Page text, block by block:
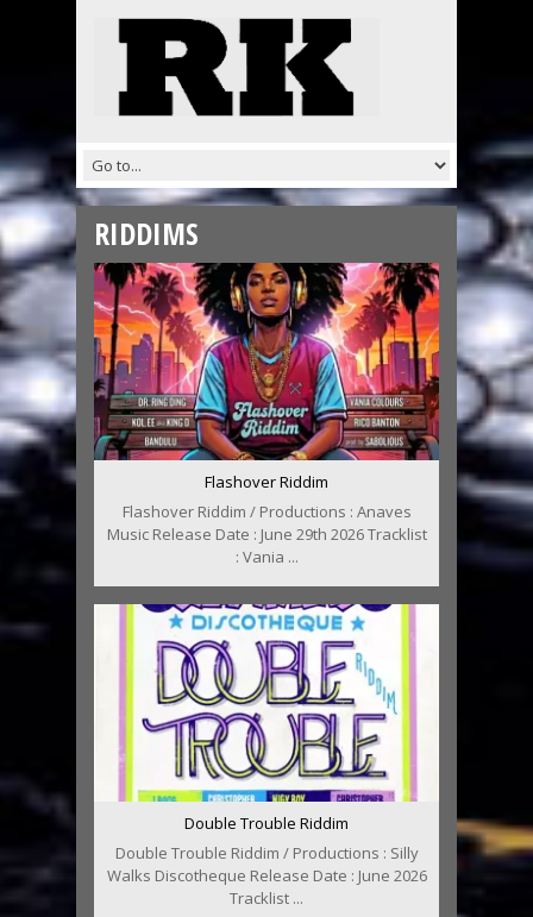
RIDDIMS
Flashover Riddim
Flashover Riddim / Productions : Anaves
Music Release Date : June 29th 2026 Tracklist
: Vania ...
Double Trouble Riddim
Double Trouble Riddim / Productions : Silly
Walks Discotheque Release Date : June 2026
Tracklist ...